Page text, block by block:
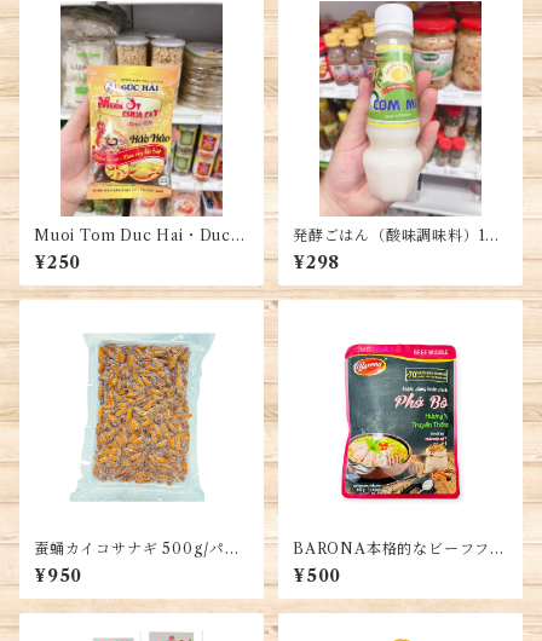
Muoi Tom Duc Hai・Duc
Hai 辛塩100g
¥250
発酵ごはん（酸味調味料）160
g (1本)・Fermented Cooke
d Rice・Cơm mẻ
¥298
蚕蛹カイコサナギ 500g/パッ
ク・Silkworm pupae・Nhộn
g tằm
¥950
BARONA本格的なビーフフォ
ーの素150g 4~5人前用・Bee
f Pho Base・Gia Vị Phở Bò
Barona
¥500